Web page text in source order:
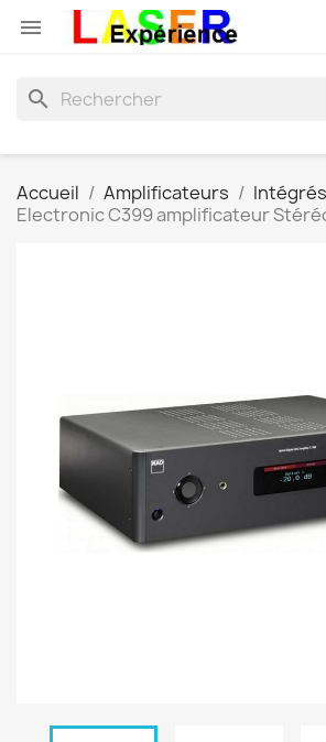

search
Accueil Amplificateurs
Electronic C399 amplificateur